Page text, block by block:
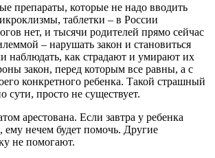
препараты, которые не надо вводить
таблетки – в России
нет, и тысячи родителей прямо сейчас
– нарушать закон и становиться
наблюдать, как страдают и умирают их
закон, перед которым все равны, а с
конкретного ребенка. Такой страшный
сути, просто не существует.
арестована. Если завтра у ребенка
ему нечем будет помочь. Другие
не помогают.